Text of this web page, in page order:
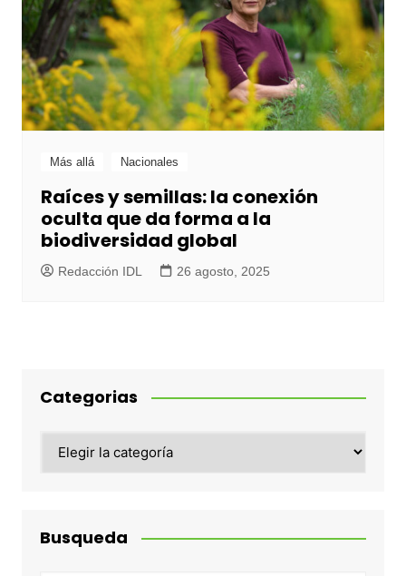
Más allá Nacionales
Raíces y semillas: la conexión
oculta que da forma a la
biodiversidad global
Redacción IDL 26 agosto, 2025
Categorias
Busqueda